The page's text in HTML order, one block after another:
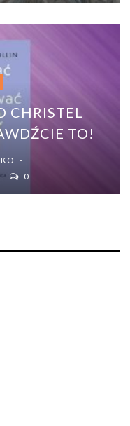
CHRISTEL
TO!
0